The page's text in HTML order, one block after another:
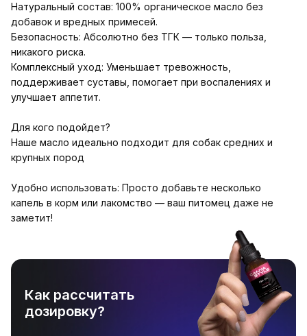
Натуральный состав: 100% органическое масло без
добавок и вредных примесей.
Безопасность: Абсолютно без ТГК — только польза,
никакого риска.
Комплексный уход: Уменьшает тревожность,
поддерживает суставы, помогает при воспалениях и
улучшает аппетит.
Для кого подойдет?
Наше масло идеально подходит для собак средних и
крупных пород
Удобно использовать: Просто добавьте несколько
капель в корм или лакомство — ваш питомец даже не
заметит!
Как рассчитать
дозировку?